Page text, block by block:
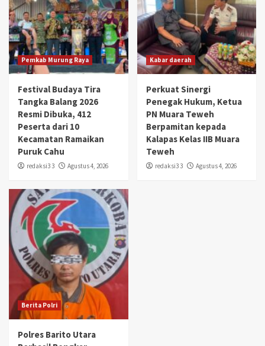
Pemkab Murung Raya
Festival Budaya Tira
Tangka Balang 2026
Resmi Dibuka, 412
Peserta dari 10
Kecamatan Ramaikan
Puruk Cahu
redaksi3 3 Agustus 4, 2026
Kabar daerah
Perkuat Sinergi
Penegak Hukum, Ketua
PN Muara Teweh
Berpamitan kepada
Kalapas Kelas IIB Muara
Teweh
redaksi3 3 Agustus 4, 2026
Berita Polri
Polres Barito Utara